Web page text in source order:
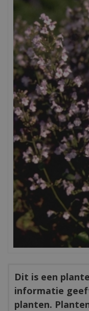
Dit is een
informatie
planten.